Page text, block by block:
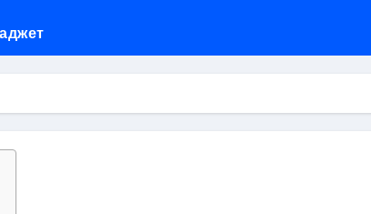
рекламных технологий для программной и
ассортимента и критериев выбора
квартир со вторым светом и террасой в готовых